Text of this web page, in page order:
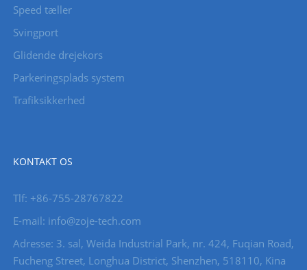
Speed ​​tæller
Svingport
Glidende drejekors
Parkeringsplads system
Trafiksikkerhed
KONTAKT OS
Tlf: +86-755-28767822
E-mail: info@zoje-tech.com
Adresse: 3. sal, Weida Industrial Park, nr. 424, Fuqian Road,
Fucheng Street, Longhua District, Shenzhen, 518110, Kina